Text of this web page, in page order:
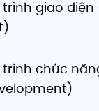
trình giao
trình chức